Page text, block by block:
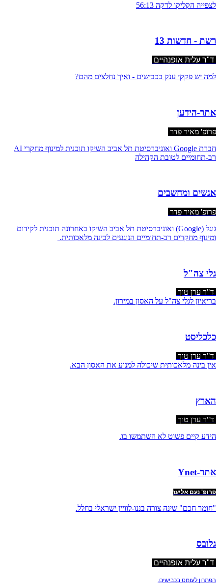
לצפייה הקליקו לדקה 56:13
רשת - חדשות 13
ד"ר עלית אופנהיים
למה יש פקקי ענק בכבישים - ואיך נחלצים מהם?​
אתר-הידען
פרופ' מאיר פדר
​חברת Google ואוניברסיטת תל אביב השיקו תוכנית למינוף מחקרי AI
רב-תחומיים לטובת הקהילה
אנשים ומחשבים
פרופ' מאיר פדר
​גוגל (Google) ואוניברסיטת תל אביב השיקו באחרונה תוכנית לקידום
ומינוף מחקרים רב-תחומיים הנוגעים לבינה מלאכותית.
גלי צה"ל
ד"ר ערן טוך
בריאיון לגלי צה"ל על האסון במירון.
כלכליסט
ד"ר ערן טוך
אין בינה מלאכותית שיכולה למנוע את האסון הבא.
הארץ
ד"ר ערן טוך
הידע קיים פשוט לא השתמשו בו.
אתר-Ynet
פרופ' נעם אליעז
"חומר חכם" שינה צורה בננו-לוויין ישראלי בחלל.
גלובס
ד"ר עלית אופנהיים
הפתרון לעומס בכבישים.